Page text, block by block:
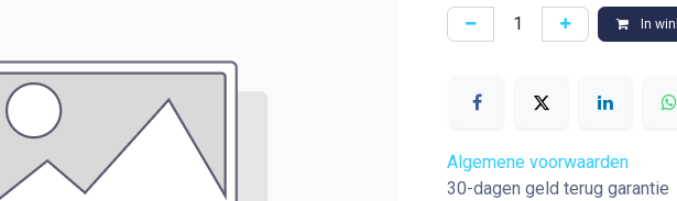
In
Algemene voorwaarden
30-dagen geld terug garantie